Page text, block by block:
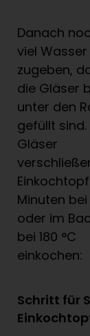
Danach
viel Wasser
zugeben,
die Gläser
unter den
gefüllt sind.
Gläser
Minuten bei
oder im
bei 180 °C
einkochen:
Schritt für